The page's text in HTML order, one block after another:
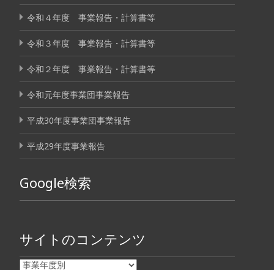
令和４年度 事業報告・計算書等
令和３年度 事業報告・計算書等
令和２年度 事業報告・計算書等
令和元年度事業団事業報告
平成30年度事業団事業報告
平成29年度事業報告
Google検索
サイトのコンテンツ